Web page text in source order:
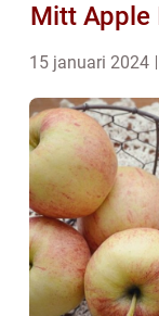
Mitt Apple
15 januari 2024